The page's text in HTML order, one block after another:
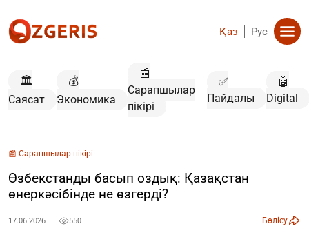
Қаз Рус
🏛️
Саясат
💰
Экономика
📰
Сарапшылар
пікірі
✅
Пайдалы
🤖
Digital
📰 Сарапшылар пікірі
Өзбекстанды басып оздық: Қазақстан
өнеркәсібінде не өзгерді?
17.06.2026 550 Бөлісу